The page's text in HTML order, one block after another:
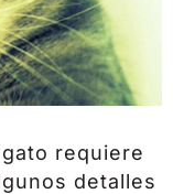
requiere
detalles